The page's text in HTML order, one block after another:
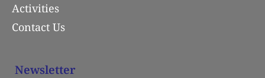
Activities
Contact Us
Newsletter